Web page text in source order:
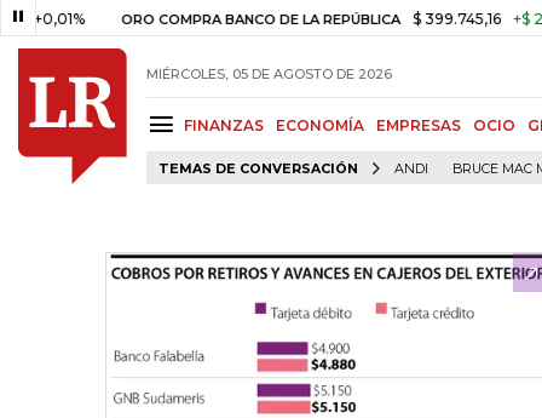
ORO COMPRA BANCO DE LA REPÚBLICA $ 399.745,16 +$ 2.295,71
MIÉRCOLES, 05 DE AGOSTO DE 2026
FINANZAS ECONOMÍA EMPRESAS OCIO
TEMAS DE CONVERSACIÓN ANDI BRUCE MAC